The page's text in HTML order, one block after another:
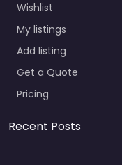
Wishlist
My listings
Add listing
Get a Quote
Pricing
Recent Posts